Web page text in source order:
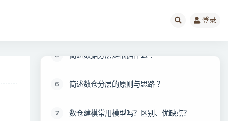
登录
简述数据仓库分层（层级划分），每层做什
5 简述数据分层是根据什么 ？
6 简述数仓分层的原则与思路 ？
7 数仓建模常用模型吗？区别、优缺点？